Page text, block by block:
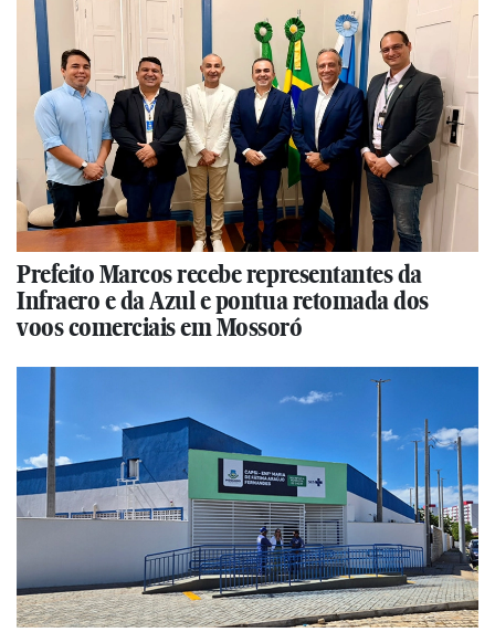
Prefeito Marcos recebe representantes da
Infraero e da Azul e pontua retomada dos
voos comerciais em Mossoró